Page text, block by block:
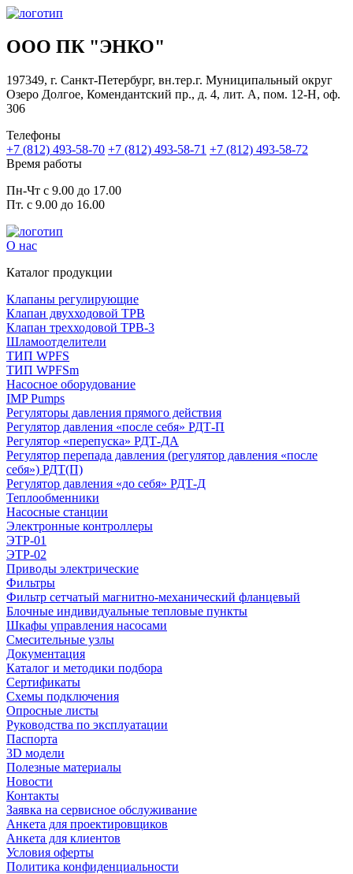
ООО ПК "ЭНКО"
197349, г. Санкт-Петербург, вн.тер.г. Муниципальный округ
Озеро Долгое, Комендантский пр., д. 4, лит. А, пом. 12-Н, оф.
306
Телефоны
+7 (812) 493-58-70 +7 (812) 493-58-71 +7 (812) 493-58-72
Время работы
Пн-Чт с 9.00 до 17.00
Пт. с 9.00 до 16.00
О нас
Каталог продукции
Клапаны регулирующие
Клапан двухходовой ТРВ
Клапан трехходовой ТРВ-3
Шламоотделители
ТИП WPFS
ТИП WPFSm
Насосное оборудование
IMP Pumps
Регуляторы давления прямого действия
Регулятор давления «после себя» РДТ-П
Регулятор «перепуска» РДТ-ДА
Регулятор перепада давления (регулятор давления «после
себя») РДТ(П)
Регулятор давления «до себя» РДТ-Д
Теплообменники
Насосные станции
Электронные контроллеры
ЭТР-01
ЭТР-02
Приводы электрические
Фильтры
Фильтр сетчатый магнитно-механический фланцевый
Блочные индивидуальные тепловые пункты
Шкафы управления насосами
Смесительные узлы
Документация
Каталог и методики подбора
Сертификаты
Схемы подключения
Опросные листы
Руководства по эксплуатации
Паспорта
3D модели
Полезные материалы
Новости
Контакты
Заявка на сервисное обслуживание
Анкета для проектировщиков
Анкета для клиентов
Условия оферты
Политика конфиденциальности